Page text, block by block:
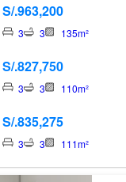
S/.963,200
3 3 135m²
S/.827,750
3 3 110m²
S/.835,275
3 3 111m²